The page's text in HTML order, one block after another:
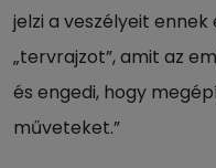
jelzi a veszélyeit
„tervrajzot”, amit az
és engedi, hogy
műveteket.”